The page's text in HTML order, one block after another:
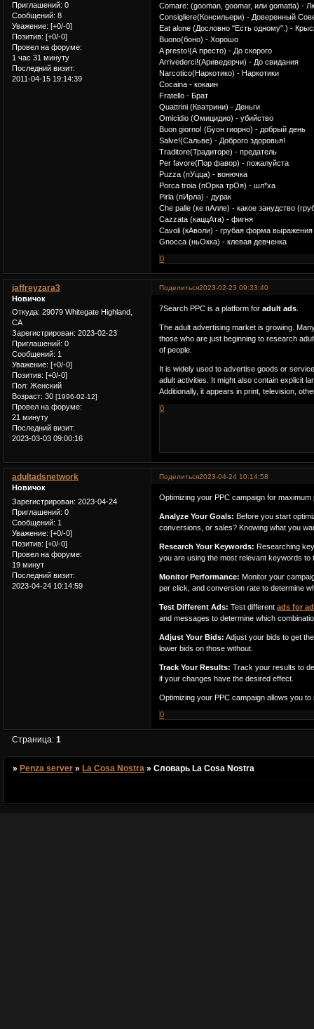
Приглашений: 0
Сообщений: 8
Уважение: [+0/-0]
Позитив: [+0/-0]
Провел на форуме:
1 час 31 минуту
Последний визит:
2011-04-15 19:14:39
Comare: (gooman, goomar, или gomatta) -
Consigliere(Консильери) - Доверенный
Eat alone (Дословно "Есть одному".) -
Buono(боно) - Хорошо
A presto!(А престо) - До скорого
Arrivederci!(Ариведерчи) - До свидания
Narcotico(Наркотико) - Наркотики
Cocaina - кокаин
Fratello - Брат
Quattrini (Кватрини) - Деньги
Omicidio (Омицидио) - убийство
Buon giorno! (Буон гиорно) - добрый день
Salve!(Сальве) - Доброго здоровья!
Traditore(Традиторе) - предатель
Per favore(Пор фавор) - пожалуйста
Puzza (пУцца) - вонючка
Porca troia (пОрка трОя) - шл*ха
Pirla (пИрла) - дурак
Che palle (ке пАлле) - какое занудcтво
Cazzata (каццАта) - фигня
Cavoli (кАволи) - грубая форма выражения
Gnocca (ньОкка) - клевая девченка
0
Поделиться2023-02-23 09:33:40
jaffreyzara3
Новичок
Откуда: 29079 Whitegate Highland,
CA
Зарегистрирован: 2023-02-23
Приглашений: 0
Сообщений: 1
Уважение: [+0/-0]
Позитив: [+0/-0]
Пол: Женский
Возраст: 30 [1996-02-12]
Провел на форуме:
21 минуту
Последний визит:
2023-03-03 09:00:16
7Search PPC is a platform foradult ads
The adult advertising market is growing.
those who are just beginning to research
of people.
It is widely used to advertise goods or
adult activities. It might also contain explicit
Additionally, it appears in print, television,
0
Поделиться2023-04-24 10:14:58
adultadsnetwork
Новичок
Зарегистрирован: 2023-04-24
Приглашений: 0
Сообщений: 1
Уважение: [+0/-0]
Позитив: [+0/-0]
Провел на форуме:
19 минут
Последний визит:
2023-04-24 10:14:59
Optimizing your PPC campaign for
Analyze Your Goals: Before you start
conversions, or sales? Knowing what you
Research Your Keywords: Researching
you are using the most relevant keywords to
Monitor Performance: Monitor your
per click, and conversion rate to determine
Test Different Ads: Test differentads for
and messages to determine which
Adjust Your Bids: Adjust your bids to get
lower bids on those without.
Track Your Results: Track your results to
if your changes have the desired effect.
Optimizing your PPC campaign allows you
0
Страница:1
» Penza server » La Cosa Nostra »Словарь La Cosa Nostra